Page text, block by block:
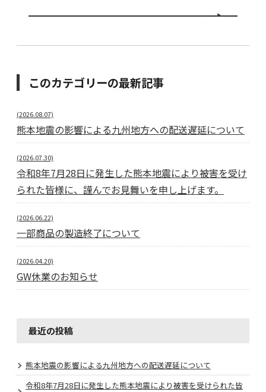
このカテゴリーの最新記事
(2026.08.07)
熊本地震の影響による九州地方への配送遅延について
(2026.07.30)
令和8年7月28日に発生した熊本地震により被害を受け
られた皆様に、謹んでお見舞いを申し上げます。
(2026.06.22)
一部商品の製造終了について
(2026.04.20)
GW休業のお知らせ
最近の投稿
熊本地震の影響による九州地方への配送遅延について
令和8年7月28日に発生した熊本地震により被害を受けられた皆